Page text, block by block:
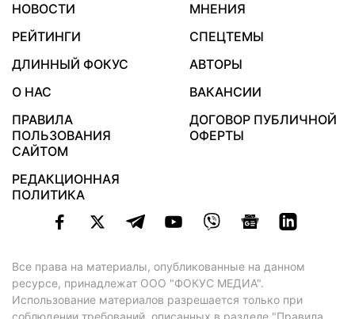
НОВОСТИ
МНЕНИЯ
РЕЙТИНГИ
СПЕЦТЕМЫ
ДЛИННЫЙ ФОКУС
АВТОРЫ
О НАС
ВАКАНСИИ
ПРАВИЛА
ПОЛЬЗОВАНИЯ
САЙТОМ
ДОГОВОР ПУБЛИЧНОЙ
ОФЕРТЫ
РЕДАКЦИОННАЯ
ПОЛИТИКА
Все права на материалы, опубликованные на данном
ресурсе, принадлежат ООО "ФОКУС МЕДИА".
Использование материалов разрешается только при
соблюдении требований, описанных в разделе "Правила